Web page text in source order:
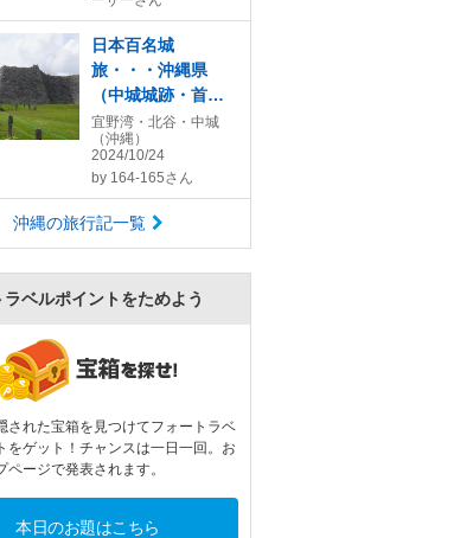
日本百名城
旅・・・沖縄県
（中城城跡・首里
城）
宜野湾・北谷・中城
（沖縄）
2024/10/24
by 164-165さん
沖縄の旅行記一覧
ラベルポイントをためよう
された宝箱を見つけてフォートラベ
をゲット！チャンスは一日一回。お
ページで発表されます。
本日のお題はこちら